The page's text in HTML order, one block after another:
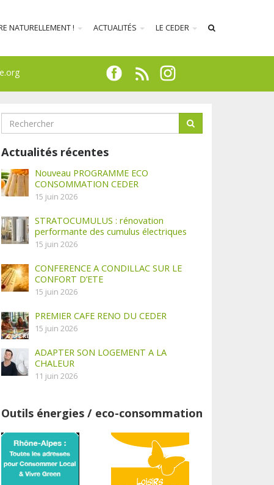
NATURELLEMENT ! ACTUALITÉS LE CEDER
Actualités récentes
Nouveau PROGRAMME ECO
CONSOMMATION CEDER
15 juin 2026
STRATOCUMULUS : rénovation
performante des cumulus électriques
15 juin 2026
CONFERENCE A CONDILLAC SUR LE
CONFORT D’ETE
15 juin 2026
PREMIER CAFE RENO DU CEDER
15 juin 2026
ADAPTER SON LOGEMENT A LA
CHALEUR
11 juin 2026
Outils énergies / eco-consommation